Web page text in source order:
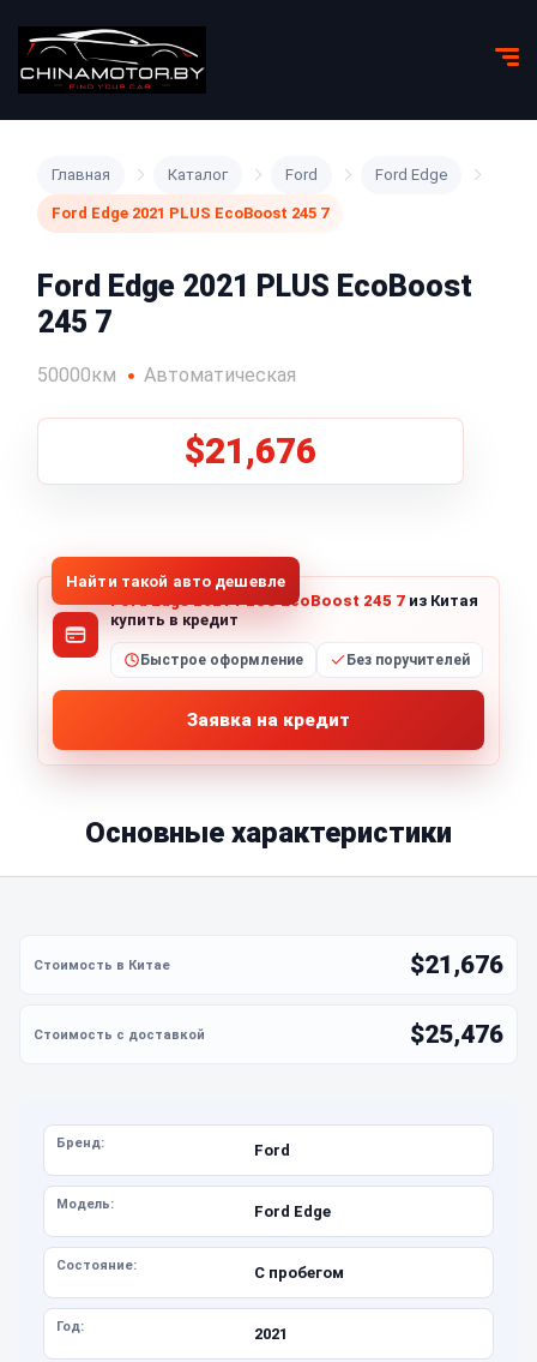
Главная Каталог Ford Ford Edge
Ford Edge 2021 PLUS EcoBoost 245 7
Ford Edge 2021 PLUS EcoBoost
245 7
50000км Автоматическая
$21,676
Найти такой авто дешевле
Ford Edge 2021 PLUS EcoBoost 245 7 из Китая
купить в кредит
Быстрое оформление Без поручителей
Заявка на кредит
Основные характеристики
$21,676
$25,476
Бренд: Ford
Модель: Ford Edge
Состояние: С пробегом
Год: 2021